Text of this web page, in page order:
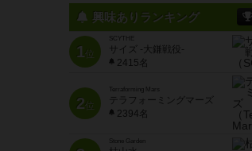
興味ありランキング
1位
SCYTHE
サイズ -大鎌戦役-
2415名
2位
Terraforming Mars
テラフォーミングマーズ
2394名
Stone Garden